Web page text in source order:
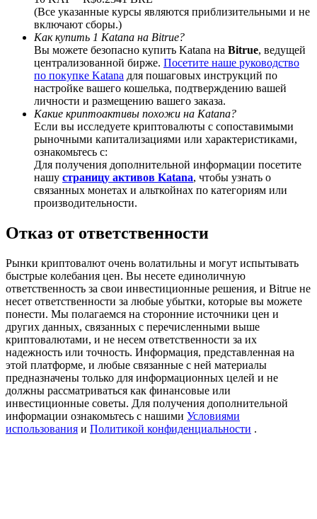
BTC Welcome Rewards
Deposit & Trade BTC to Share 25000 USDT prize pool!
Deposit CASHCAT & Win
Share 500000 CASHCAT prize pool
Exclusive for BitMart Users
Register & Trade to Win 500,000 USDT
Precious Metals Trading Carnival
Trade Gold & Silver · 33,333 USDT Bonus
USDT New User Exclusive 10% APR
USDT Flexible Staking | Daily Rewards
(Все указанные курсы являются приблизительными и не
включают сборы.)
Как купить 1 Katana на Bitrue?
Вы можете безопасно купить Katana на Bitrue, ведущей
централизованной бирже. Посетите наше руководство
по покупке Katana для пошаговых инструкций по
настройке вашего кошелька, подтверждению вашей
личности и размещению вашего заказа.
Какие криптоактивы похожи на Katana?
Если вы исследуете криптовалюты с сопоставимыми
рыночными капитализациями или характеристиками,
ознакомьтесь с:
Для получения дополнительной информации посетите
нашу страницу активов Katana, чтобы узнать о
связанных монетах и альткойнах по категориям или
производительности.
Отказ от ответственности
Рынки криптовалют очень волатильны и могут испытывать
быстрые колебания цен. Вы несете единоличную
ответственность за свои инвестиционные решения, и Bitrue не
несет ответственности за любые убытки, которые вы можете
понести. Мы полагаемся на сторонние источники цен и
других данных, связанных с перечисленными выше
криптовалютами, и не несем ответственности за их
надежность или точность. Информация, представленная на
этой платформе, и любые связанные с ней материалы
предназначены только для информационных целей и не
должны рассматриваться как финансовые или
инвестиционные советы. Для получения дополнительной
информации ознакомьтесь с нашими Условиями
использования и Политикой конфиденциальности .